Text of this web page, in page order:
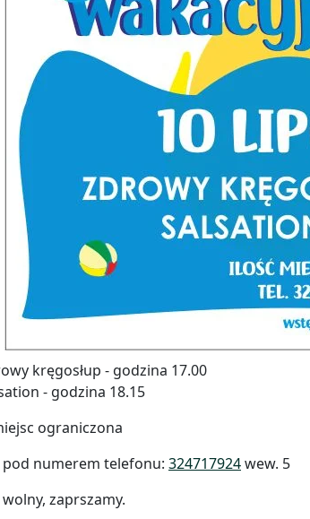
kręgosłup - godzina 17.00
- godzina 18.15
ograniczona
pod numerem telefonu: 324717924wew. 5
zaprszamy.